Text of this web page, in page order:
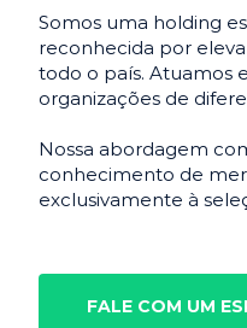
Somos uma holding
reconhecida por
todo o país. Atuamos
organizações de
Nossa abordagem
conhecimento de
exclusivamente à
FALE COM UM